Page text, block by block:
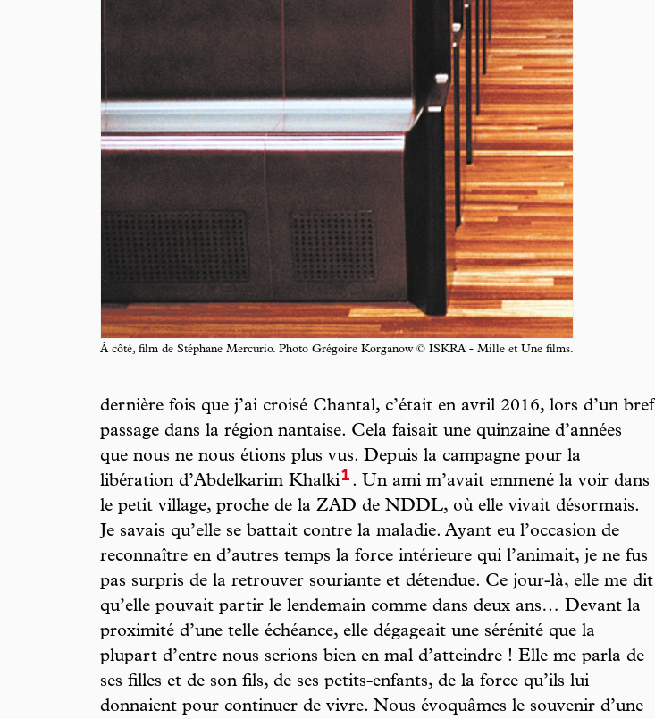
À côté, film de Stéphane Mercurio. Photo Grégoire Korganow © ISKRA - Mille et Une films.
dernière fois que j’ai croisé Chantal, c’était en avril 2016, lors d’un bref
passage dans la région nantaise. Cela faisait une quinzaine d’années
que nous ne nous étions plus vus. Depuis la campagne pour la
libération d’Abdelkarim Khalki1 . Un ami m’avait emmené la voir dans
le petit village, proche de la ZAD de NDDL, où elle vivait désormais.
Je savais qu’elle se battait contre la maladie. Ayant eu l’occasion de
reconnaître en d’autres temps la force intérieure qui l’animait, je ne fus
pas surpris de la retrouver souriante et détendue. Ce jour-là, elle me dit
qu’elle pouvait partir le lendemain comme dans deux ans… Devant la
proximité d’une telle échéance, elle dégageait une sérénité que la
plupart d’entre nous serions bien en mal d’atteindre ! Elle me parla de
ses filles et de son fils, de ses petits-enfants, de la force qu’ils lui
donnaient pour continuer de vivre. Nous évoquâmes le souvenir d’une